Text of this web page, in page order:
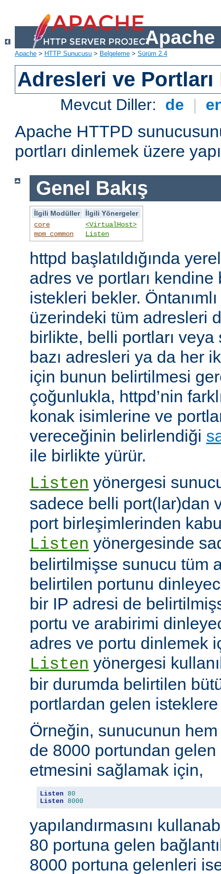
Apache
Apache > HTTP Sunucusu > Belgeleme > Sürüm 2.4
Adresleri ve Portları
Mevcut Diller: de |
Apache HTTPD
portları dinlemek üzere
Genel Bakış
İlgili Modüller
İlgili Yönergeler
core
mpm_common
<VirtualHost>
Listen
httpd başlatıldığında
adres ve portları
istekleri bekler.
üzerindeki tüm adresleri
birlikte, belli portları
bazı adresleri ya da her
için bunun belirtilmesi
çoğunlukla, httpd’nin
konak isimlerine ve
vereceğinin belirlendiği
ile birlikte yürür.
Listen yönergesi
sadece belli port(lar)dan
port birleşimlerinden
Listen yönergesinde
belirtilmişse sunucu tüm
belirtilen portunu
bir IP adresi de
portu ve arabirimi
adres ve portu dinlemek
Listen yönergesi
bir durumda belirtilen
portlardan gelen isteklere
Örneğin, sunucunun
de 8000 portundan gelen
etmesini sağlamak için,
Listen 80
Listen 8000
yapılandırmasını
80 portuna gelen
8000 portuna gelenleri